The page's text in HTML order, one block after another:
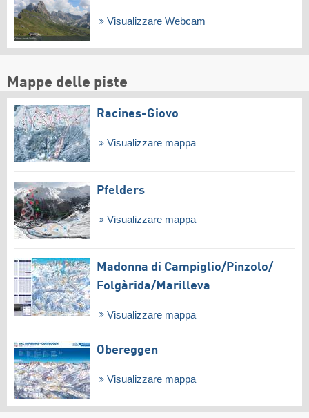
Visualizzare Webcam
Mappe delle piste
Racines-Giovo
Visualizzare mappa
Pfelders
Visualizzare mappa
Madonna di Campiglio/​Pinzolo/​
Folgàrida/​Marilleva
Visualizzare mappa
Obereggen
Visualizzare mappa